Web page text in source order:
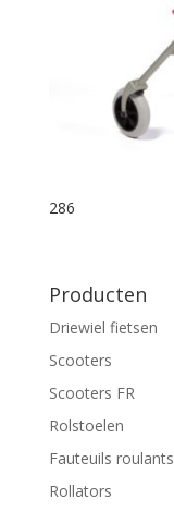
286
Producten
Driewiel fietsen
Scooters
Scooters FR
Rolstoelen
Fauteuils roulants
Rollators